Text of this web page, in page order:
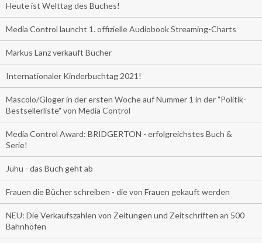
Heute ist Welttag des Buches!
Media Control launcht 1. offizielle Audiobook Streaming-Charts
Markus Lanz verkauft Bücher
Internationaler Kinderbuchtag 2021!
Mascolo/Gloger in der ersten Woche auf Nummer 1 in der "Politik-
Bestsellerliste" von Media Control
Media Control Award: BRIDGERTON - erfolgreichstes Buch &
Serie!
Juhu - das Buch geht ab
Frauen die Bücher schreiben - die von Frauen gekauft werden
NEU: Die Verkaufszahlen von Zeitungen und Zeitschriften an 500
Bahnhöfen